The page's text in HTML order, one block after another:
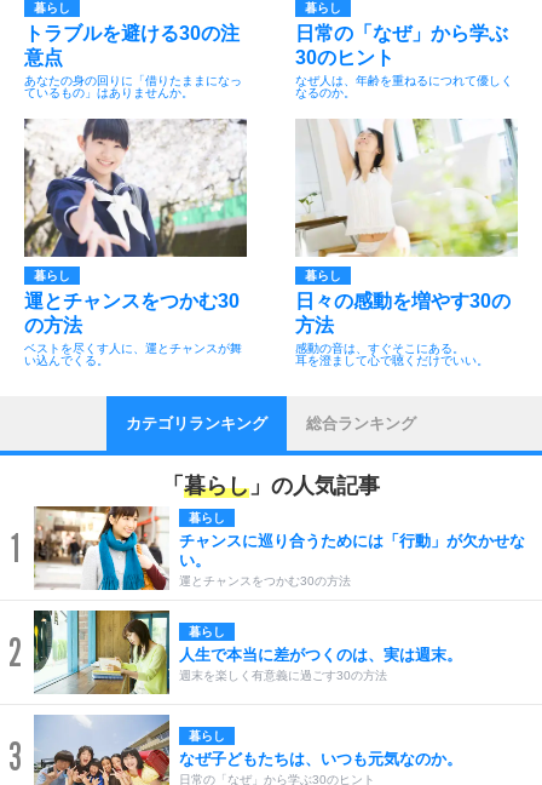
暮らし
トラブルを避ける30の注
意点
あなたの身の回りに「借りたままになっ
ているもの」はありませんか。
暮らし
日常の「なぜ」から学ぶ
30のヒント
なぜ人は、年齢を重ねるにつれて優しく
なるのか。
暮らし
運とチャンスをつかむ30
の方法
ベストを尽くす人に、運とチャンスが舞
い込んでくる。
暮らし
日々の感動を増やす30の
方法
感動の音は、すぐそこにある。
耳を澄まして心で聴くだけでいい。
カテゴリランキング 総合ランキング
「 暮らし 」の人気記事
1
暮らし
チャンスに巡り合うためには「行動」が欠かせな
い。
運とチャンスをつかむ30の方法
2 暮らし
人生で本当に差がつくのは、実は週末。
週末を楽しく有意義に過ごす30の方法
3 暮らし
なぜ子どもたちは、いつも元気なのか。
日常の「なぜ」から学ぶ30のヒント